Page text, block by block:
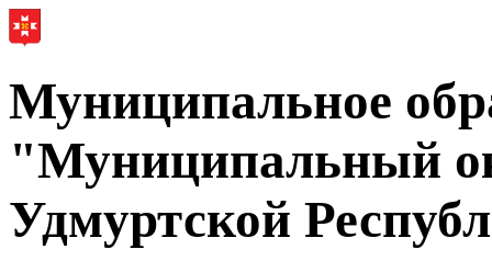
Муниципальное
"Муниципальный
Удмуртской